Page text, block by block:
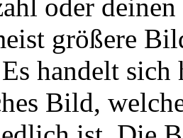
oder
größere
handelt
Bild,